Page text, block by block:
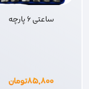
ساعتی 6 پارچه
۸۵,۸۰۰تومان